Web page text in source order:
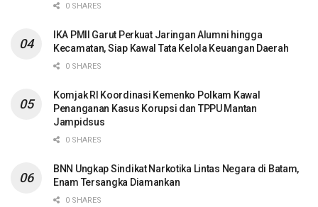
0 SHARES
IKA PMII Garut Perkuat Jaringan Alumni hingga
Kecamatan, Siap Kawal Tata Kelola Keuangan Daerah
0 SHARES
Komjak RI Koordinasi Kemenko Polkam Kawal
Penanganan Kasus Korupsi dan TPPU Mantan
Jampidsus
0 SHARES
BNN Ungkap Sindikat Narkotika Lintas Negara di Batam,
Enam Tersangka Diamankan
0 SHARES